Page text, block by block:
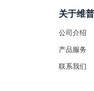
关于维普
公司介绍
产品服务
联系我们